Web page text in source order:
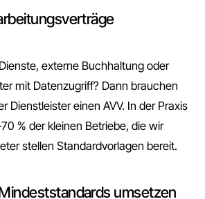
externe Buchhaltung oder
mit Datenzugriff? Dann brauchen
Dienstleister einen AVV. In der Praxis
% der kleinen Betriebe, die wir
stellen Standardvorlagen bereit.
umsetzen